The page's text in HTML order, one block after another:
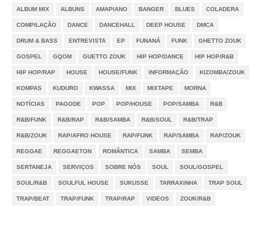
ALBUM MIX ALBUNS AMAPIANO BANGER BLUES COLADERA
COMPILAÇÃO DANCE DANCEHALL DEEP HOUSE DMCA
DRUM & BASS ENTREVISTA EP FUNANÁ FUNK GHETTO ZOUK
GOSPEL GQOM GUETTO ZOUK HIP HOP/DANCE HIP HOP/R&B
HIP HOP/RAP HOUSE HOUSE/FUNK INFORMAÇÃO KIZOMBA/ZOUK
KOMPAS KUDURO KWASSA MIX MIXTAPE MORNA
NOTÍCIAS PAGODE POP POP/HOUSE POP/SAMBA R&B
R&B/FUNK R&B/RAP R&B/SAMBA R&B/SOUL R&B/TRAP
R&B/ZOUK RAP/AFRO HOUSE RAP/FUNK RAP/SAMBA RAP/ZOUK
REGGAE REGGAETON ROMÂNTICA SAMBA SEMBA
SERTANEJA SERVIÇOS SOBRE NÓS SOUL SOUL/GOSPEL
SOUL/R&B SOULFUL HOUSE SUKUSSE TARRAXINHA TRAP SOUL
TRAP/BEAT TRAP/FUNK TRAP/RAP VIDEOS ZOUK/R&B